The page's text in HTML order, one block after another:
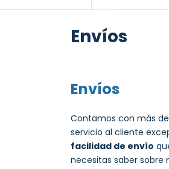
Envíos
Envíos
Contamos con más de
servicio al cliente
facilidad de envío
necesitas saber sobre